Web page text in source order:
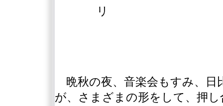
リ
晩秋の夜、音楽会もすみ、日
が、さまざまの形をして、押